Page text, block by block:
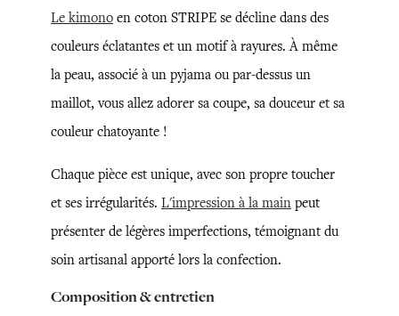
Le kimono en coton STRIPE se décline dans des
couleurs éclatantes et un motif à rayures. À même
la peau, associé à un pyjama ou par-dessus un
maillot, vous allez adorer sa coupe, sa douceur et sa
couleur chatoyante !
Chaque pièce est unique, avec son propre toucher
et ses irrégularités. L'impression à la main peut
présenter de légères imperfections, témoignant du
soin artisanal apporté lors la confection.
Composition & entretien